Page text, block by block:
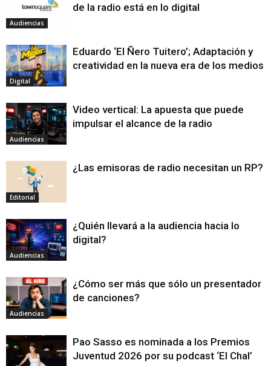
Audiencias
de la radio está en lo digital
Digital
Eduardo ‘El Ñero Tuitero’; Adaptación y
creatividad en la nueva era de los medios
Audiencias
Video vertical: La apuesta que puede
impulsar el alcance de la radio
Editorial
¿Las emisoras de radio necesitan un RP?
Audiencias
¿Quién llevará a la audiencia hacia lo
digital?
Audiencias
¿Cómo ser más que sólo un presentador
de canciones?
Pao Sasso es nominada a los Premios
Juventud 2026 por su podcast ‘El Chal’